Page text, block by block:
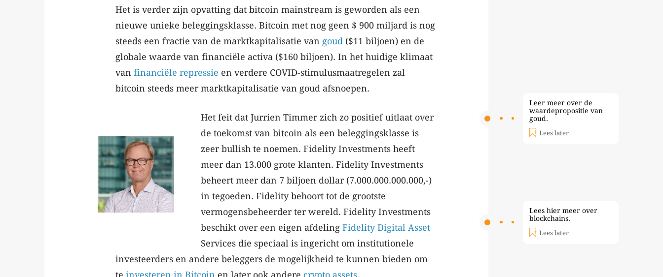
Het is verder zijn opvatting dat bitcoin mainstream is geworden als een
nieuwe unieke beleggingsklasse. Bitcoin met nog geen $ 900 miljard is nog
steeds een fractie van de marktkapitalisatie van goud ($11 biljoen) en de
globale waarde van financiële activa ($160 biljoen). In het huidige klimaat
van financiële repressie en verdere COVID-stimulusmaatregelen zal
bitcoin steeds meer marktkapitalisatie van goud afsnoepen.
Het feit dat Jurrien Timmer zich zo positief uitlaat over
de toekomst van bitcoin als een beleggingsklasse is
zeer bullish te noemen. Fidelity Investments heeft
meer dan 13.000 grote klanten. Fidelity Investments
beheert meer dan 7 biljoen dollar (7.000.000.000.000,-)
in tegoeden. Fidelity behoort tot de grootste
vermogensbeheerder ter wereld. Fidelity Investments
beschikt over een eigen afdeling Fidelity Digital Asset
Services die speciaal is ingericht om institutionele
investeerders en andere beleggers de mogelijkheid te kunnen bieden om
Leer meer over de
waardepropositie van
goud.
Lees later
Lees hier meer over
blockchains.
Lees later